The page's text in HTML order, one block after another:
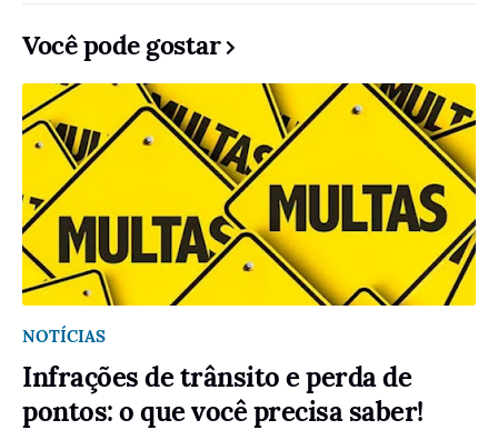
Você pode gostar
NOTÍCIAS
Infrações de trânsito e perda de
pontos: o que você precisa saber!